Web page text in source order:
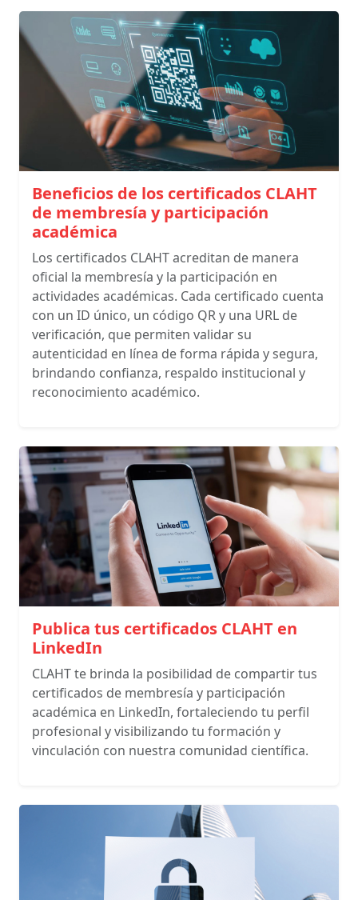
Beneficios de los certificados CLAHT
de membresía y participación
académica
Los certificados CLAHT acreditan de manera
oficial la membresía y la participación en
actividades académicas. Cada certificado cuenta
con un ID único, un código QR y una URL de
verificación, que permiten validar su
autenticidad en línea de forma rápida y segura,
brindando confianza, respaldo institucional y
reconocimiento académico.
Publica tus certificados CLAHT en
LinkedIn
CLAHT te brinda la posibilidad de compartir tus
certificados de membresía y participación
académica en LinkedIn, fortaleciendo tu perfil
profesional y visibilizando tu formación y
vinculación con nuestra comunidad científica.